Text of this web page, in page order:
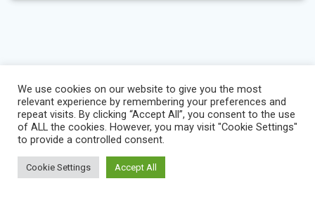
We use cookies on our website to give you the most
relevant experience by remembering your preferences and
repeat visits. By clicking “Accept All”, you consent to the use
of ALL the cookies. However, you may visit "Cookie Settings"
to provide a controlled consent.
Cookie Settings Accept All